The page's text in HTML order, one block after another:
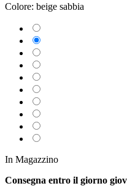
Colore: beige sabbia
In Magazzino
Consegna entro il giorno